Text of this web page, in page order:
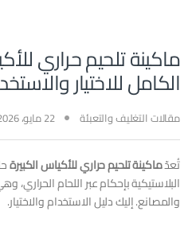
ماكينة تلحيم حراري
الكامل للاختيار
مقالات التغليف والتعبئة 22 مايو، 2026
تُعدّماكينة تلحيم حراري للأكياس الكبيرة
البلاستيكية بإحكام عبر اللحام
والمصانع. إليك دليل الاستخدام والاختيار.